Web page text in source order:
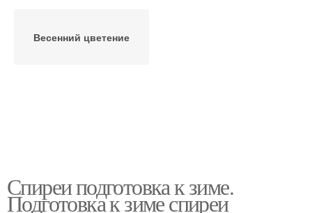
Весенний цветение
Спиреи подготовка к зиме.
Подготовка к зиме спиреи